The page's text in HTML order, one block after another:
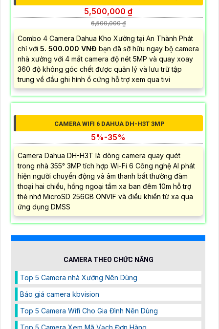
BỘ CAMERA IP WIFI DAHUA VĂN PHÒNG GIÁ RẺ
5,700,000 ₫
8,300,000 ₫
Bộ Camera IP WIFI DAHUA Văn Phòng Giá Rẻ là trọn gói
4 mắt camera với độ phân giải 3MP được quản lý bở đầu
ghi hình 4 kênh Ip và lưu trữ video giám sát tập trung về
ổ cứng trong đầu ghi hình với đầy đủ các chưc năng
COMBO 4 CAMERA DAHUA KHO XƯỞNG GIÁ TỐT
5,500,000 ₫
6,500,000 ₫
Combo 4 Camera Dahua Kho Xưởng tại An Thành Phát